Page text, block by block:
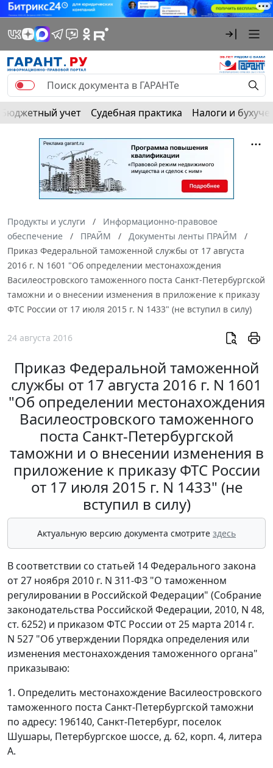
Бюджетный учет Судебная практика Налоги и
Продукты и услуги
Информационно-правовое
обеспечение
ПРАЙМ
Документы ленты ПРАЙМ
Приказ Федеральной таможенной службы от 17 августа
2016 г. N 1601 "Об определении местонахождения
Василеостровского таможенного поста Санкт-Петербургской
таможни и о внесении изменения в приложение к приказу
ФТС России от 17 июля 2015 г. N 1433" (не вступил в силу)
24 августа 2016
Приказ Федеральной таможенной
службы от 17 августа 2016 г. N 1601
"Об определении местонахождения
Василеостровского таможенного
поста Санкт-Петербургской
таможни и о внесении изменения в
приложение к приказу ФТС России
от 17 июля 2015 г. N 1433" (не
вступил в силу)
Актуальную версию документа смотрите здесь
В соответствии со статьей 14 Федерального закона
от 27 ноября 2010 г. N 311-ФЗ "О таможенном
регулировании в Российской Федерации" (Собрание
законодательства Российской Федерации, 2010, N 48,
ст. 6252) и приказом ФТС России от 25 марта 2014 г.
N 527 "Об утверждении Порядка определения или
изменения местонахождения таможенного органа"
приказываю:
1. Определить местонахождение Василеостровского
таможенного поста Санкт-Петербургской таможни
по адресу: 196140, Санкт-Петербург, поселок
Шушары, Петербургское шоссе, д. 62, корп. 4, литера
А.